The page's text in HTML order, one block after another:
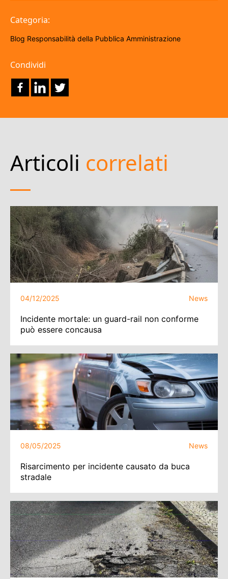
Categoria:
Blog Responsabilità della Pubblica Amministrazione
Condividi
Articoli correlati
04/12/2025 News
Incidente mortale: un guard-rail non conforme
può essere concausa
08/05/2025 News
Risarcimento per incidente causato da buca
stradale